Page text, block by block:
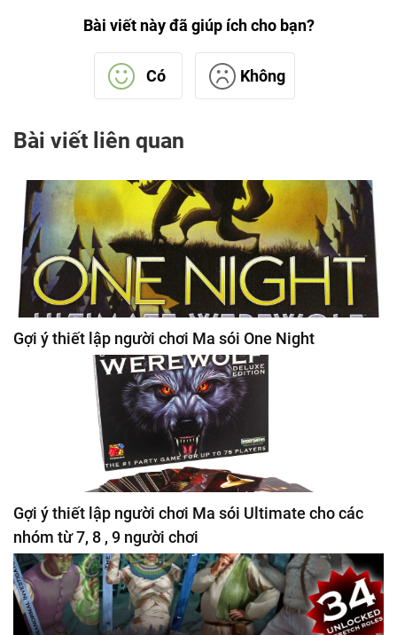
Bài viết này đã giúp ích cho bạn?
Có Không
Bài viết liên quan
Gợi ý thiết lập người chơi Ma sói One Night
Gợi ý thiết lập người chơi Ma sói Ultimate cho các
nhóm từ 7, 8 , 9 người chơi